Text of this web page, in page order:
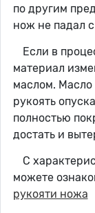
по другим
нож не падал
Если в
материал
маслом. Масло
рукоять
полностью
достать и
С
можете
рукояти ножа